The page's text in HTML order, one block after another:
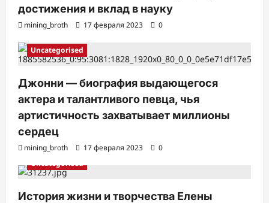
достижения и вклад в науку
mining_broth 17 февраля 2023 0
Uncategorised
Джонни — биография выдающегося
актера и талантливого певца, чья
артистичность захватывает миллионы
сердец
mining_broth 17 февраля 2023
0
Uncategorised
История жизни и творчества Елены